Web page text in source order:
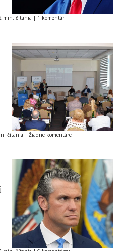
min. čítania | 1 komentár
čítania | Žiadne komentáre